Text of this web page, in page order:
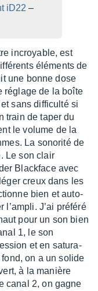
00:45
iD22 –
incroyable, est
éléments de
une bonne dose
réglage de la boîte
sans diffi­culté si
train de taper du
le volume de la
La sono­rité de
Le son clair
Black­face avec
creux dans les
bien et auto­
l’am­pli. J’ai préféré
pour un son bien
1, le son
et en satu­ra­
on a un solide
à la manière
canal 2, on gagne